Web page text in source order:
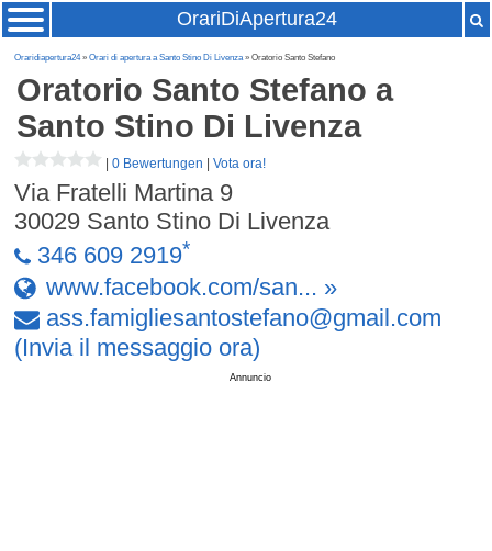
OrariDiApertura24
Oraridiapertura24»Orari di apertura a Santo Stino Di Livenza» Oratorio Santo Stefano
Oratorio Santo Stefano a
Santo Stino Di Livenza
|0 Bewertungen |Vota ora!
Via Fratelli Martina 9
30029 Santo Stino Di Livenza
346 609 2919*
www.facebook.com/san... »
ass.famigliesantostefano@gmail .com
(Invia il messaggio ora)
Annuncio